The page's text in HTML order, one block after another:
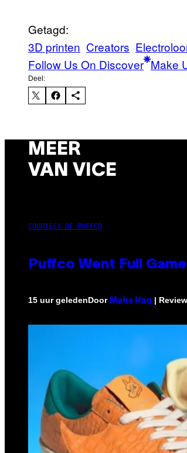
Getagd:
3D printen Creators
Follow Us On Discover Make
Deel:
MEER
VAN VICE
COURTESY OF PUFFCO
Puffco Went Full
15 uur geledenDoor Maha Haq |